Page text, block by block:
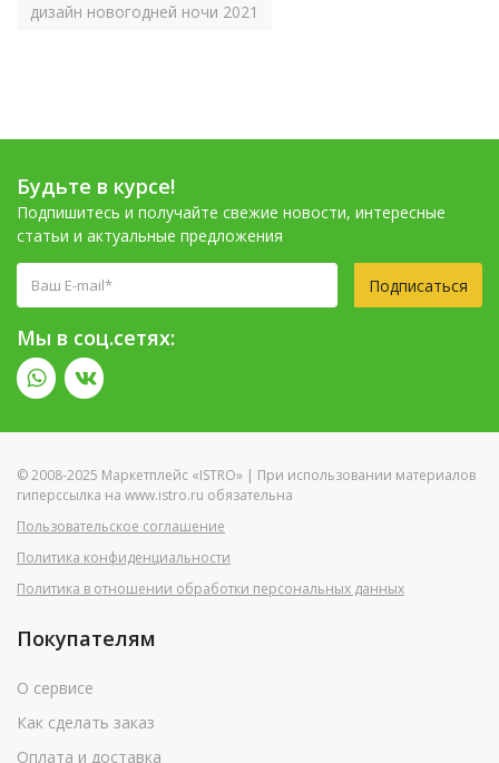
дизайн новогодней ночи 2021
Будьте в курсе!
Подпишитесь и получайте свежие новости, интересные
статьи и актуальные предложения
Подписаться
Мы в соц.сетях:
© 2008-2025 Маркетплейс «ISTRO» | При использовании материалов
гиперссылка на www.istro.ru обязательна
Пользовательское соглашение
Политика конфиденциальности
Политика в отношении обработки персональных данных
Покупателям
О сервисе
Как сделать заказ
Оплата и доставка